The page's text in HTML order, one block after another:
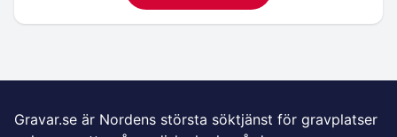
Gravar.se är Nordens största söktjänst för gravplatser